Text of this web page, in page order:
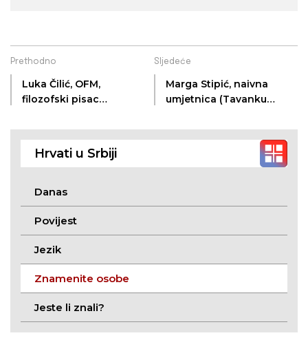
Prethodno
Luka Čilić, OFM,
filozofski pisac
?, 1707. – Baja, 21. 4.
Sljedeće
Marga Stipić, naivna
umjetnica (Tavankut,
30. 3. 2007.)
Hrvati u Srbiji
Danas
Povijest
Jezik
Znamenite osobe
Jeste li znali?